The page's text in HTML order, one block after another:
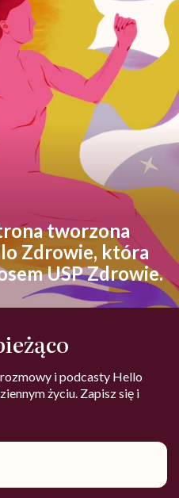
tworzona
Zdrowie, która
USP Zdrowie.
i podcasty Hello
życiu. Zapisz się i